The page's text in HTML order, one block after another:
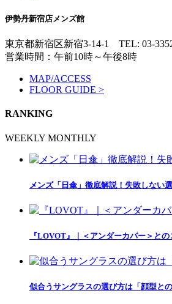
伊勢丹新宿店メンズ館
東京都新宿区新宿3-14-1 TEL: 03-
営業時間：午前10時～午後8時
MAP/ACCESS
FLOOR GUIDE >
RANKING
WEEKLY MONTHLY
メンズ「日傘」徹底解説！失敗しない
『LOVOT』｜＜アンダーカバー＞と
似合うサングラスの選び方は「顔型と